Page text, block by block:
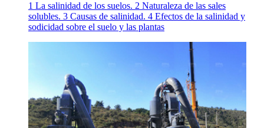
1 La salinidad de los suelos. 2 Naturaleza de las sales
solubles. 3 Causas de salinidad. 4 Efectos de la salinidad y
sodicidad sobre el suelo y las plantas